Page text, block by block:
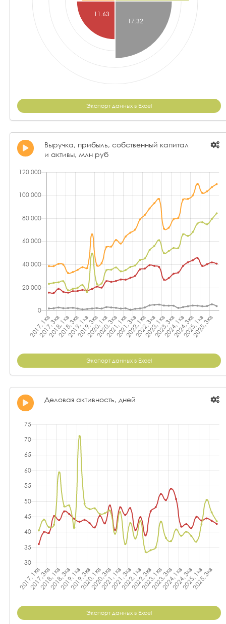
Экспорт данных в Excel
Выручка, прибыль, собственный капитал
и активы, млн руб
Экспорт данных в Excel
Деловая активность, дней
Экспорт данных в Excel